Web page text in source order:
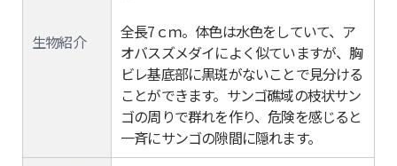
生物紹介
全長7ｃｍ。体色は水色をしていて、ア
オバスズメダイによく似ていますが、胸
ビレ基底部に黒斑がないことで見分ける
ことができます。サンゴ礁域の枝状サン
ゴの周りで群れを作り、危険を感じると
一斉にサンゴの隙間に隠れます。